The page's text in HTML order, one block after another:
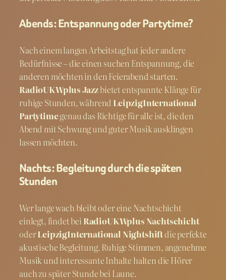
Abends: Entspannung oder Partytime?
Nach einem langen Arbeitstag hat jeder andere
Bedürfnisse – die einen suchen Entspannung, die
anderen möchten in den Feierabend starten.
RadioUKWplus Jazzbietet entspannte Klänge für
ruhige Stunden, während LeipzigInternational
Partytimegenau das Richtige für alle ist, die den
Abend mit Schwung und guter Musik ausklingen
lassen möchten.
Nachts: Begleitung durch die späten
Stunden
Wer lange wach bleibt oder eine Nachtschicht
einlegt, findet bei RadioUKWplus Nachtschicht
oderLeipzigInternational Nightshiftdie perfekte
akustische Begleitung. Ruhige Stimmen, angenehme
Musik und interessante Inhalte halten die Hörer
auch zu später Stunde bei Laune.